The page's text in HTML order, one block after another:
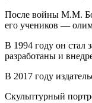
После войны М.М.
его учеников —
В 1994 году он стал
разработаны и
В 2017 году
Скульптурный